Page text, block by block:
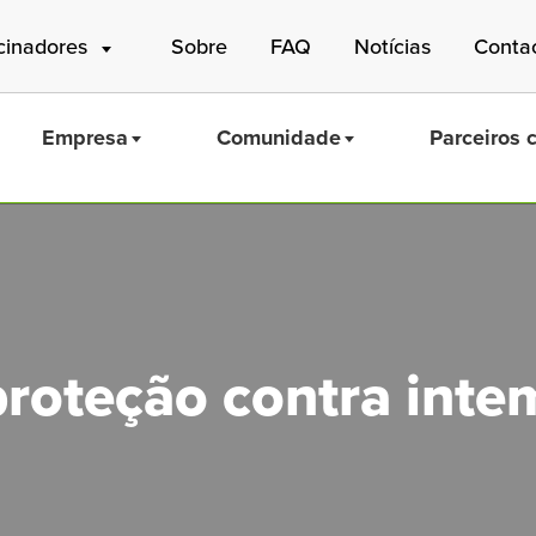
Sobre FAQ Notícias
Empresa Comunidade Parceiros
contra